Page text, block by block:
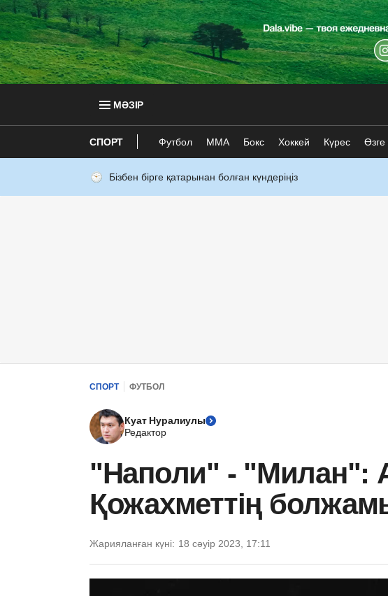
МӘЗІР
СПОРТ Футбол ММА Бокс Хоккей Күрес Өзге
Бізбен бірге қатарынан болған күндеріңіз
СПОРТ ФУТБОЛ
Куат Нуралиулы
Редактор
"Наполи" - "Милан":
Қожахметтің
Жарияланған күні: 18 сәуір 2023, 17:11